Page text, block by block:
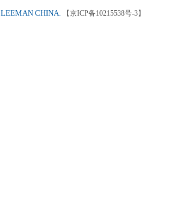
LEEMAN CHINA. 【京ICP备10215538号-3】